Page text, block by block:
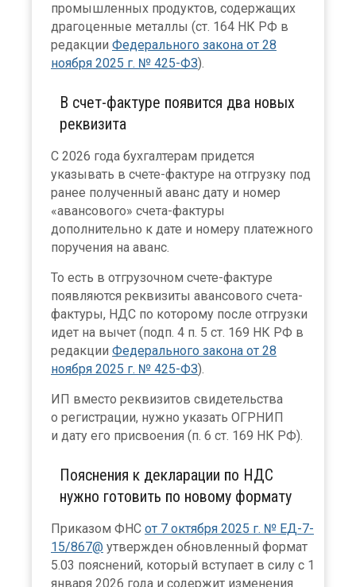
промышленных продуктов, содержащих
драгоценные металлы (ст. 164 НК РФ в
редакции Федерального закона от 28
ноября 2025 г. № 425-ФЗ).
В счет-фактуре появится два новых
реквизита
С 2026 года бухгалтерам придется
указывать в счете-фактуре на отгрузку под
ранее полученный аванс дату и номер
«авансового» счета-фактуры
дополнительно к дате и номеру платежного
поручения на аванс.
То есть в отгрузочном счете-фактуре
появляются реквизиты авансового счета-
фактуры, НДС по которому после отгрузки
идет на вычет (подп. 4 п. 5 ст. 169 НК РФ в
редакции Федерального закона от 28
ноября 2025 г. № 425-ФЗ).
ИП вместо реквизитов свидетельства
о регистрации, нужно указать ОГРНИП
и дату его присвоения (п. 6 ст. 169 НК РФ).
Пояснения к декларации по НДС
нужно готовить по новому формату
Приказом ФНС от 7 октября 2025 г. № ЕД-7-
15/867@ утвержден обновленный формат
5.03 пояснений, который вступает в силу с 1
января 2026 года и содержит изменения